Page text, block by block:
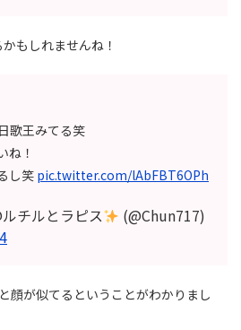
もしれませんね！
歌王みてる笑
ね！
し笑 pic.twitter.com/lAbFBT6OPh
チルとラピス
(@Chun717)
顔が似てるということがわかりまし